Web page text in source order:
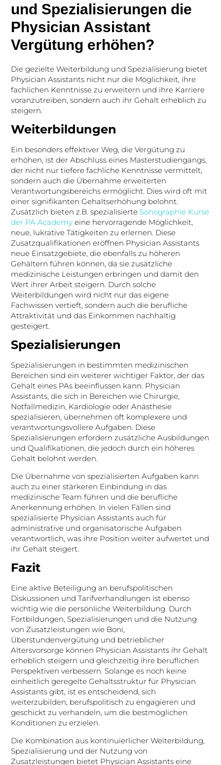
und Spezialisierungen die
Physician Assistant
Vergütung erhöhen?
Die gezielte Weiterbildung und Spezialisierung bietet
Physician Assistants nicht nur die Möglichkeit, ihre
fachlichen Kenntnisse zu erweitern und ihre Karriere
voranzutreiben, sondern auch ihr Gehalt erheblich zu
steigern.
Weiterbildungen
Ein besonders effektiver Weg, die Vergütung zu
erhöhen, ist der Abschluss eines Masterstudiengangs,
der nicht nur tiefere fachliche Kenntnisse vermittelt,
sondern auch die Übernahme erweiterten
Verantwortungsbereichs ermöglicht. Dies wird oft mit
einer signifikanten Gehaltserhöhung belohnt.
Zusätzlich bieten z.B. spezialisierte Sonographie Kurse
der PA Academy eine hervorragende Möglichkeit,
neue, lukrative Tätigkeiten zu erlernen. Diese
Zusatzqualifikationen eröffnen Physician Assistants
neue Einsatzgebiete, die ebenfalls zu höheren
Gehältern führen können, da sie zusätzliche
medizinische Leistungen erbringen und damit den
Wert ihrer Arbeit steigern. Durch solche
Weiterbildungen wird nicht nur das eigene
Fachwissen vertieft, sondern auch die berufliche
Attraktivität und das Einkommen nachhaltig
gesteigert.
Spezialisierungen
Spezialisierungen in bestimmten medizinischen
Bereichen sind ein weiterer wichtiger Faktor, der das
Gehalt eines PAs beeinflussen kann. Physician
Assistants, die sich in Bereichen wie Chirurgie,
Notfallmedizin, Kardiologie oder Anästhesie
spezialisieren, übernehmen oft komplexere und
verantwortungsvollere Aufgaben. Diese
Spezialisierungen erfordern zusätzliche Ausbildungen
und Qualifikationen, die jedoch durch ein höheres
Gehalt belohnt werden.
Die Übernahme von spezialisierten Aufgaben kann
auch zu einer stärkeren Einbindung in das
medizinische Team führen und die berufliche
Anerkennung erhöhen. In vielen Fällen sind
spezialisierte Physician Assistants auch für
administrative und organisatorische Aufgaben
verantwortlich, was ihre Position weiter aufwertet und
ihr Gehalt steigert.
Fazit
Eine aktive Beteiligung an berufspolitischen
Diskussionen und Tarifverhandlungen ist ebenso
wichtig wie die persönliche Weiterbildung. Durch
Fortbildungen, Spezialisierungen und die Nutzung
von Zusatzleistungen wie Boni,
Überstundenvergütung und betrieblicher
Altersvorsorge können Physician Assistants ihr Gehalt
erheblich steigern und gleichzeitig ihre beruflichen
Perspektiven verbessern. Solange es noch keine
einheitlich geregelte Gehaltsstruktur für Physician
Assistants gibt, ist es entscheidend, sich
weiterzubilden, berufspolitisch zu engagieren und
geschickt zu verhandeln, um die bestmöglichen
Konditionen zu erzielen.
Die Kombination aus kontinuierlicher Weiterbildung,
Spezialisierung und der Nutzung von
Zusatzleistungen bietet Physician Assistants eine